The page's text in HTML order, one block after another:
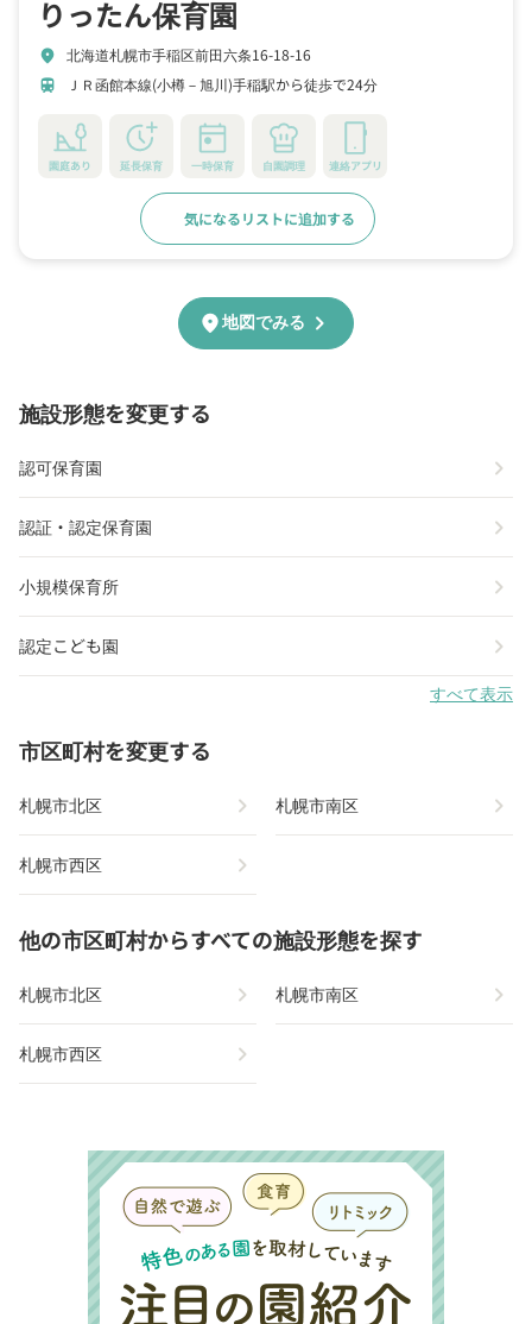
りったん保育園
location_on 北海道札幌市手稲区前田六条16-18-16
train ＪＲ函館本線(小樽－旭川)手稲駅から徒歩で24分
園庭あり 延長保育 一時保育 自園調理 連絡アプリ
気になるリストに追加する
location_on地図でみる chevron_right
施設形態を変更する
認可保育園 chevron_right
認証・認定保育園 chevron_right
小規模保育所 chevron_right
認定こども園 chevron_right
すべて表示
市区町村を変更する
札幌市北区 chevron_right 札幌市南区 chevron_right
札幌市西区 chevron_right
他の市区町村からすべての施設形態を探す
札幌市北区 chevron_right 札幌市南区 chevron_right
札幌市西区 chevron_right